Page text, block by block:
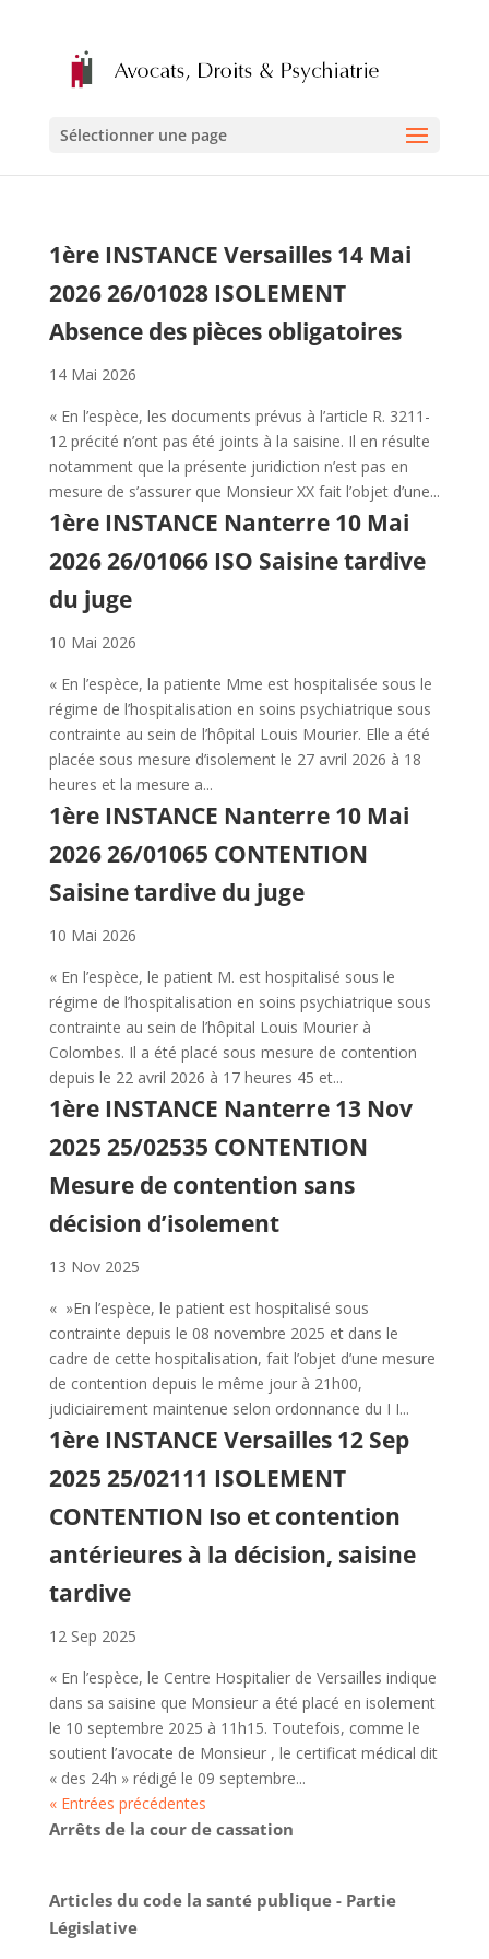
Sélectionner une page
1ère INSTANCE Versailles 14 Mai
2026 26/01028 ISOLEMENT
Absence des pièces obligatoires
14 Mai 2026
« En l’espèce, les documents prévus à l’article R. 3211-
12 précité n’ont pas été joints à la saisine. Il en résulte
notamment que la présente juridiction n’est pas en
mesure de s’assurer que Monsieur XX fait l’objet d’une...
1ère INSTANCE Nanterre 10 Mai
2026 26/01066 ISO Saisine tardive
du juge
10 Mai 2026
« En l’espèce, la patiente Mme est hospitalisée sous le
régime de l’hospitalisation en soins psychiatrique sous
contrainte au sein de l’hôpital Louis Mourier. Elle a été
placée sous mesure d’isolement le 27 avril 2026 à 18
heures et la mesure a...
1ère INSTANCE Nanterre 10 Mai
2026 26/01065 CONTENTION
Saisine tardive du juge
10 Mai 2026
« En l’espèce, le patient M. est hospitalisé sous le
régime de l’hospitalisation en soins psychiatrique sous
contrainte au sein de l’hôpital Louis Mourier à
Colombes. Il a été placé sous mesure de contention
depuis le 22 avril 2026 à 17 heures 45 et...
1ère INSTANCE Nanterre 13 Nov
2025 25/02535 CONTENTION
Mesure de contention sans
décision d’isolement
13 Nov 2025
« »En l’espèce, le patient est hospitalisé sous
contrainte depuis le 08 novembre 2025 et dans le
cadre de cette hospitalisation, fait l’objet d’une mesure
de contention depuis le même jour à 21h00,
judiciairement maintenue selon ordonnance du I I...
1ère INSTANCE Versailles 12 Sep
2025 25/02111 ISOLEMENT
CONTENTION Iso et contention
antérieures à la décision, saisine
tardive
12 Sep 2025
« En l’espèce, le Centre Hospitalier de Versailles indique
dans sa saisine que Monsieur a été placé en isolement
le 10 septembre 2025 à 11h15. Toutefois, comme le
soutient l’avocate de Monsieur , le certificat médical dit
« des 24h » rédigé le 09 septembre...
« Entrées précédentes
Arrêts de la cour de cassation
Articles du code la santé publique - Partie
Législative